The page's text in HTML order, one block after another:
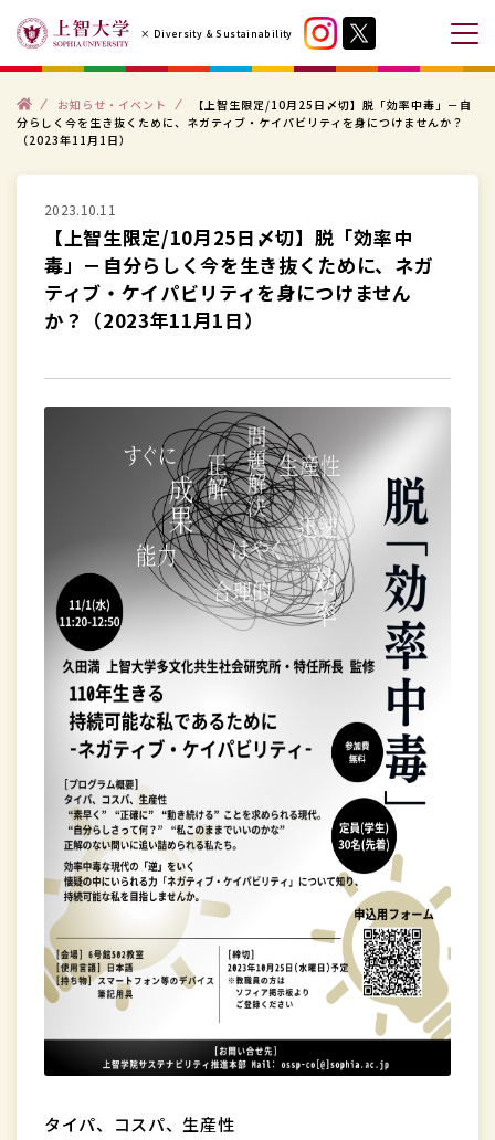
テ
× Diversity & Sustainability
メ
ニ
ュ
ト
ッ
プ
お知らせ・イベント
【上智生限定/10月25日〆切】脱「効率中毒」－自
分らしく今を生き抜くために、ネガティブ・ケイパビリティを身につけませんか？
（2023年11月1日）
2023.10.11
【上智生限定/10月25日〆切】脱「効率中
毒」－自分らしく今を生き抜くために、ネガ
ティブ・ケイパビリティを身につけません
か？（2023年11月1日）
タイパ、コスパ、生産性